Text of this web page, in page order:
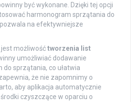
być wykonane. Dzięki tej opcji
harmonogram sprzątania do
na efektywniejsze
możliwośćtworzenia list
umożliwiać dodawanie
sprzątania, co ułatwia
że nie zapomnimy o
aby aplikacja automatycznie
czyszczące w oparciu o